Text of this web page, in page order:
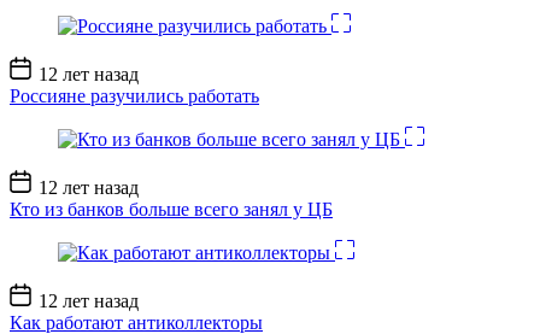
Дата
записи
12 лет назад
Россияне разучились работать
Дата
записи
12 лет назад
Кто из банков больше всего занял у ЦБ
Дата
записи
12 лет назад
Как работают антиколлекторы